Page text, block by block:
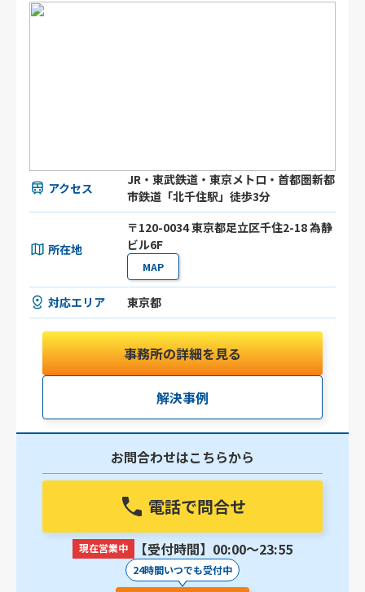
アクセス
JR・東武鉄道・東京メトロ・首都圏新都
市鉄道「北千住駅」徒歩3分
所在地
〒120-0034 東京都足立区千住2-18 為静
ビル6F
MAP
対応エリア 東京都
事務所の詳細を見る
解決事例
お問合わせはこちらから
電話で問合せ
現在営業中 【受付時間】00:00〜23:55
24時間いつでも受付中